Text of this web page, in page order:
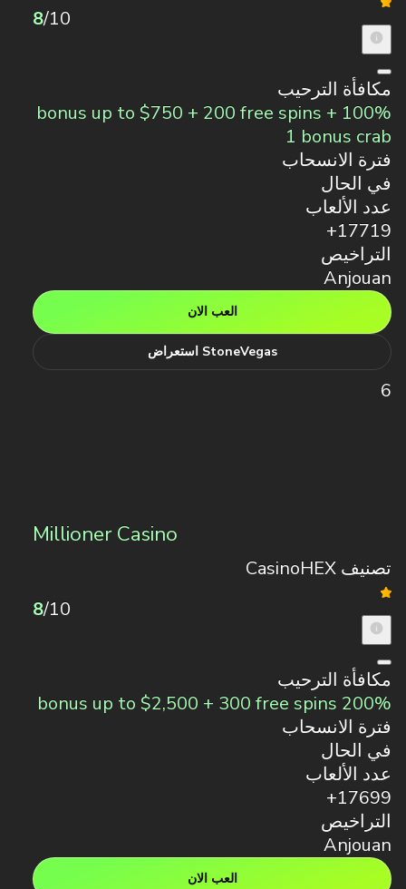
8/10
مكافأة الترحيب
100% bonus up to $750 + 200 free spins +
1 bonus crab
فترة الانسحاب
في الحال
عدد الألعاب
17719+
التراخيص
Anjouan
العب الان
StoneVegas استعراض
6
Millioner Casino
تصنيف CasinoHEX
8/10
مكافأة الترحيب
200% bonus up to $2,500 + 300 free spins
فترة الانسحاب
في الحال
عدد الألعاب
17699+
التراخيص
Anjouan
العب الان